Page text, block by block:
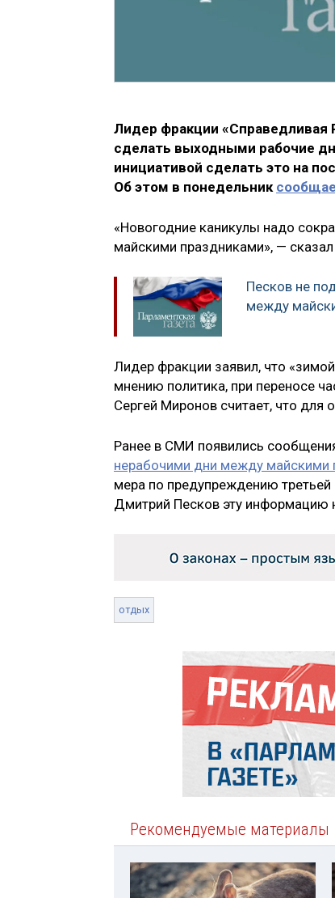
Лидер фракции
сделать выходными рабочие
инициативой сделать это на
Об этом в понедельник
«Новогодние каникулы надо
майскими праздниками», —
Песков не
между
Лидер фракции заявил, что
мнению политика, при переносе
Сергей Миронов считает, что для
Ранее в СМИ появились
нерабочими дни между майскими
мера по предупреждению
Дмитрий Песков эту информацию
отдых
Рекомендуемые материалы